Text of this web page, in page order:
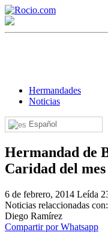
Hermandades
Noticias
Español
Hermandad de
Caridad del
6 de febrero, 2014 Leída
Noticias relaccionadas con:
Diego Ramírez
Compartir por Whatsapp
¡Bienvenido! Soy
¿En
Historia de la Virgen
¿Cuándo es la romería